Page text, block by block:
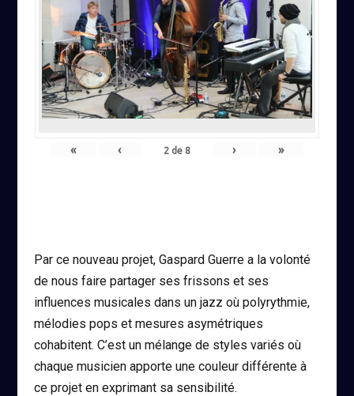
« ‹ 2de 8 › »
Par ce nouveau projet, Gaspard Guerre a la volonté
de nous faire partager ses frissons et ses
influences musicales dans un jazz où polyrythmie,
mélodies pops et mesures asymétriques
cohabitent. C’est un mélange de styles variés où
chaque musicien apporte une couleur différente à
ce projet en exprimant sa sensibilité.